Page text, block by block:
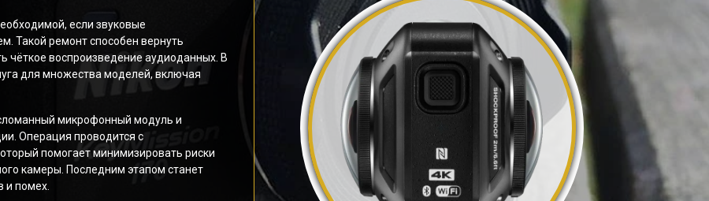
если звуковые
Такой ремонт способен вернуть
чёткое воспроизведение аудиоданных. В
для множества моделей, включая
микрофонный модуль и
Операция проводится с
помогает минимизировать риски
камеры. Последним этапом станет
и помех.